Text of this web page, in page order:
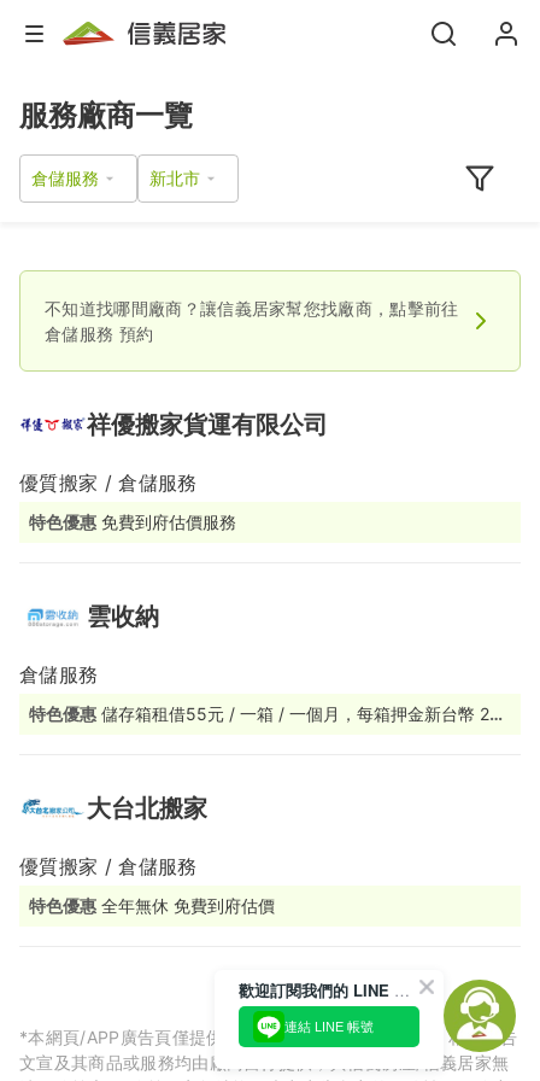
服務廠商一覽
倉儲服務
不知道找哪間廠商？讓信義居家幫您找廠商，點擊前往
倉儲服務 預約
祥優搬家貨運有限公司
優質搬家 / 倉儲服務
特色優惠 免費到府估價服務
雲收納
倉儲服務
特色優惠 儲存箱租借55元 / 一箱 / 一個月，每箱押金新台幣 200
隆/宜蘭需租借20箱以上才有配。
大台北搬家
優質搬家 / 倉儲服務
特色優惠 全年無休 免費到府估價
*本網頁/APP廣告頁僅提供廠商預約相關服務刊登廣告，相關廣告
文宣及其商品或服務均由廠商自行提供，與信義房屋/信義居家無
歡迎訂閱我們的 LINE 官方帳號
連結 LINE 帳號